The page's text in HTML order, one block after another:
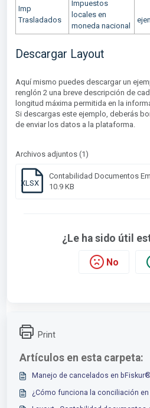
Imp
Trasladados
Impuestos
locales en
moneda nacional
Descargar Layout
Aquí mismo puedes descargar un
renglón 2 una breve descripción de
longitud máxima permitida en la
Si descargas este ejemplo, deberás
de enviar los datos a la plataforma.
Archivos adjuntos (1)
XLSX
Contabilidad Documentos
10.9 KB
¿Le ha sido útil
No
Print
Artículos en esta carpeta:
Manejo de cancelados en bFiskur®︎
¿Cómo funciona la conciliación